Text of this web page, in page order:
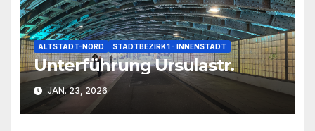
ALTSTADT-NORD STADTBEZIRK 1 - INNENSTADT
Unterführung Ursulastr.
JAN. 23, 2026